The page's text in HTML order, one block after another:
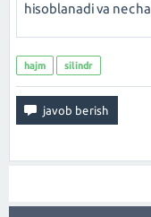
hisoblanadi va
hajm silindr